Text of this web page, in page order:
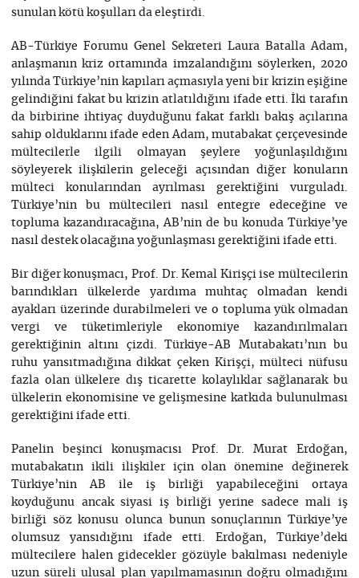
sunulan kötü koşulları da eleştirdi.
AB-Türkiye Forumu Genel Sekreteri Laura Batalla Adam,
anlaşmanın kriz ortamında imzalandığını söylerken, 2020
yılında Türkiye’nin kapıları açmasıyla yeni bir krizin eşiğine
gelindiğini fakat bu krizin atlatıldığını ifade etti. İki tarafın
da birbirine ihtiyaç duyduğunu fakat farklı bakış açılarına
sahip olduklarını ifade eden Adam, mutabakat çerçevesinde
mültecilerle ilgili olmayan şeylere yoğunlaşıldığını
söyleyerek ilişkilerin geleceği açısından diğer konuların
mülteci konularından ayrılması gerektiğini vurguladı.
Türkiye’nin bu mültecileri nasıl entegre edeceğine ve
topluma kazandıracağına, AB’nin de bu konuda Türkiye’ye
nasıl destek olacağına yoğunlaşması gerektiğini ifade etti.
Bir diğer konuşmacı, Prof. Dr. Kemal Kirişçi ise mültecilerin
barındıkları ülkelerde yardıma muhtaç olmadan kendi
ayakları üzerinde durabilmeleri ve o topluma yük olmadan
vergi ve tüketimleriyle ekonomiye kazandırılmaları
gerektiğinin altını çizdi. Türkiye-AB Mutabakatı’nın bu
ruhu yansıtmadığına dikkat çeken Kirişçi, mülteci nüfusu
fazla olan ülkelere dış ticarette kolaylıklar sağlanarak bu
ülkelerin ekonomisine ve gelişmesine katkıda bulunulması
gerektiğini ifade etti.
Panelin beşinci konuşmacısı Prof. Dr. Murat Erdoğan,
mutabakatın ikili ilişkiler için olan önemine değinerek
Türkiye’nin AB ile iş birliği yapabileceğini ortaya
koyduğunu ancak siyasi iş birliği yerine sadece mali iş
birliği söz konusu olunca bunun sonuçlarının Türkiye’ye
olumsuz yansıdığını ifade etti. Erdoğan, Türkiye’deki
mültecilere halen gidecekler gözüyle bakılması nedeniyle
uzun süreli ulusal plan yapılmamasının doğru olmadığını